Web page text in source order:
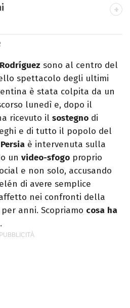
smania di viaggi e
cartoni (della pizza e della
sono al centro del
spettacolo degli ultimi
è stata colpita da un
lunedì e, dopo il
ricevuto il sostegno di
e di tutto il popolo del
Persia è intervenuta sulla
un video-sfogo proprio
e non solo, accusando
di avere semplice
nei confronti della
anni. Scopriamo cosa ha